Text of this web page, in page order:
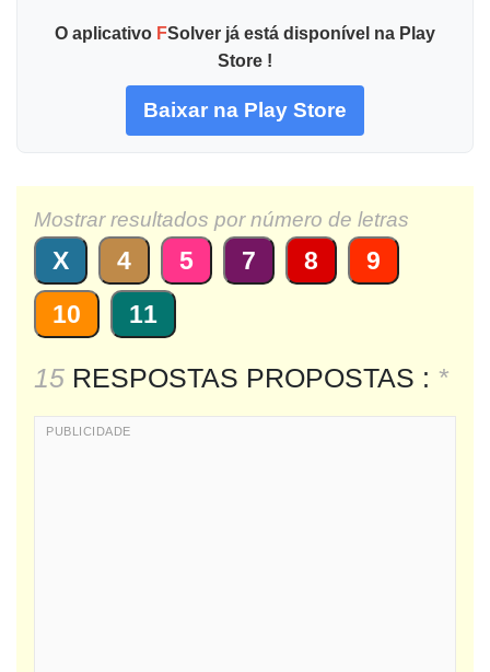
O aplicativo FSolver já está disponível na Play
Store !
Baixar na Play Store
Mostrar resultados por número de letras
X 4 5 7 8
9
10
11
15 RESPOSTAS PROPOSTAS : *